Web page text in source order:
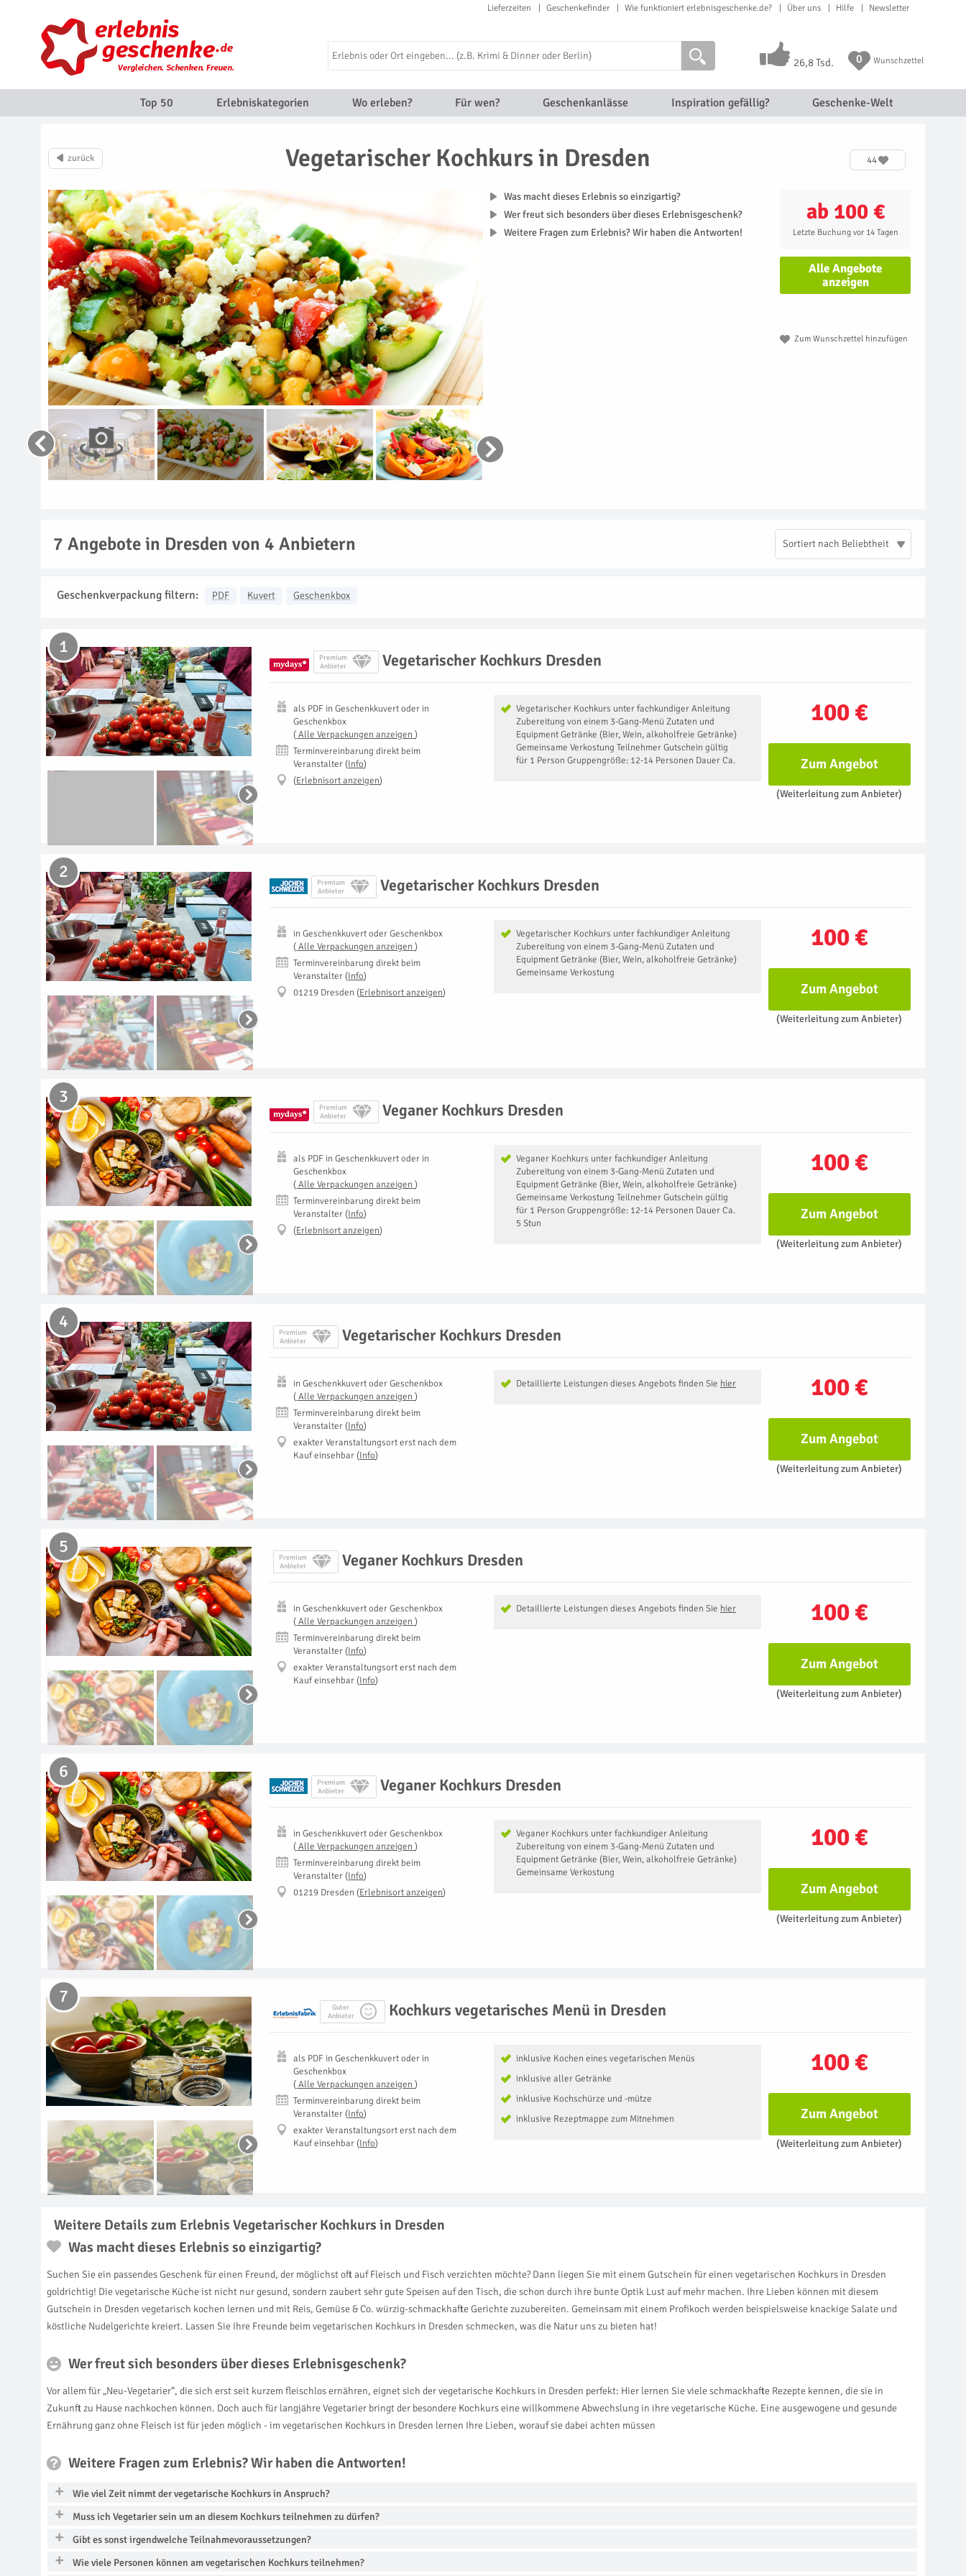
Lieferzeiten Geschenkefinder Wie funktioniert erlebnisgeschenke.de? Über uns Hilfe Newsletter
26,8 Tsd. 0 Wunschzettel
Top 50 Erlebniskategorien Wo erleben? Für wen? Geschenkanlässe Inspiration gefällig? Geschenke-Welt
Vegetarischer Kochkurs in Dresden 44
ab 100 €
Letzte Buchung vor 14 Tagen
Alle Angebote
anzeigen
Zum Wunschzettel hinzufügen
Was macht dieses Erlebnis so einzigartig?
Wer freut sich besonders über dieses Erlebnisgeschenk?
Weitere Fragen zum Erlebnis? Wir haben die Antworten!
7 Angebote in Dresden von 4 Anbietern Sortiert nach Beliebtheit
Geschenkverpackung filtern: PDF Kuvert Geschenkbox
Premium
Anbieter
Vegetarischer Kochkurs Dresden
1
100 €
Vegetarischer Kochkurs unter fachkundiger Anleitung
Zubereitung von einem 3-Gang-Menü Zutaten und
Equipment Getränke (Bier, Wein, alkoholfreie Getränke)
Gemeinsame Verkostung Teilnehmer Gutschein gültig
für 1 Person Gruppengröße: 12-14 Personen Dauer Ca.
als PDFinGeschenkkuvert oder in
Geschenkbox
( Alle Verpackungen anzeigen )
Terminvereinbarung direkt beim
Veranstalter (Info)
(Erlebnisort anzeigen)
Zum Angebot
(Weiterleitung zum Anbieter)
Premium
Anbieter
Vegetarischer Kochkurs Dresden
2
100 €
Vegetarischer Kochkurs unter fachkundiger Anleitung
Zubereitung von einem 3-Gang-Menü Zutaten und
Equipment Getränke (Bier, Wein, alkoholfreie Getränke)
Gemeinsame Verkostung
inGeschenkkuvert oder Geschenkbox
( Alle Verpackungen anzeigen )
Terminvereinbarung direkt beim
Veranstalter (Info)
01219 Dresden (Erlebnisort anzeigen) Zum Angebot
(Weiterleitung zum Anbieter)
Premium
Anbieter
Veganer Kochkurs Dresden
3
100 €
Veganer Kochkurs unter fachkundiger Anleitung
Zubereitung von einem 3-Gang-Menü Zutaten und
Equipment Getränke (Bier, Wein, alkoholfreie Getränke)
Gemeinsame Verkostung Teilnehmer Gutschein gültig
für 1 Person Gruppengröße: 12-14 Personen Dauer Ca.
5 Stun
als PDFinGeschenkkuvert oder in
Geschenkbox
( Alle Verpackungen anzeigen )
Terminvereinbarung direkt beim
Veranstalter (Info)
(Erlebnisort anzeigen)
Zum Angebot
(Weiterleitung zum Anbieter)
Premium
Anbieter
Vegetarischer Kochkurs Dresden
4
100 €
Detaillierte Leistungen dieses Angebots finden Sie hier
inGeschenkkuvert oder Geschenkbox
( Alle Verpackungen anzeigen )
Terminvereinbarung direkt beim
Veranstalter (Info)
exakter Veranstaltungsort erst nach dem
Kauf einsehbar (Info)
Zum Angebot
(Weiterleitung zum Anbieter)
Premium
Anbieter
Veganer Kochkurs Dresden
5
100 €
Detaillierte Leistungen dieses Angebots finden Sie hier
inGeschenkkuvert oder Geschenkbox
( Alle Verpackungen anzeigen )
Terminvereinbarung direkt beim
Veranstalter (Info)
exakter Veranstaltungsort erst nach dem
Kauf einsehbar (Info)
Zum Angebot
(Weiterleitung zum Anbieter)
Premium
Anbieter
Veganer Kochkurs Dresden
6
100 €
Veganer Kochkurs unter fachkundiger Anleitung
Zubereitung von einem 3-Gang-Menü Zutaten und
Equipment Getränke (Bier, Wein, alkoholfreie Getränke)
Gemeinsame Verkostung
inGeschenkkuvert oder Geschenkbox
( Alle Verpackungen anzeigen )
Terminvereinbarung direkt beim
Veranstalter (Info)
01219 Dresden (Erlebnisort anzeigen) Zum Angebot
(Weiterleitung zum Anbieter)
Guter
Anbieter
Kochkurs vegetarisches Menü in Dresden
7
100 €
inklusive Kochen eines vegetarischen Menüs
inklusive aller Getränke
inklusive Kochschürze und -mütze
inklusive Rezeptmappe zum Mitnehmen
als PDFinGeschenkkuvert oder in
Geschenkbox
( Alle Verpackungen anzeigen )
Terminvereinbarung direkt beim
Veranstalter (Info)
exakter Veranstaltungsort erst nach dem
Kauf einsehbar (Info)
Zum Angebot
(Weiterleitung zum Anbieter)
Weitere Details zum Erlebnis Vegetarischer Kochkurs in Dresden
Was macht dieses Erlebnis so einzigartig?
Suchen Sie ein passendes Geschenk für einen Freund, der möglichst oft auf Fleisch und Fisch verzichten möchte? Dann liegen Sie mit einem Gutschein für einen vegetarischen Kochkurs in Dresden
goldrichtig! Die vegetarische Küche ist nicht nur gesund, sondern zaubert sehr gute Speisen auf den Tisch, die schon durch ihre bunte Optik Lust auf mehr machen. Ihre Lieben können mit diesem
Gutschein in Dresden vegetarisch kochen lernen und mit Reis, Gemüse & Co. würzig-schmackhafte Gerichte zuzubereiten. Gemeinsam mit einem Profikoch werden beispielsweise knackige Salate und
köstliche Nudelgerichte kreiert. Lassen Sie Ihre Freunde beim vegetarischen Kochkurs in Dresden schmecken, was die Natur uns zu bieten hat!
Wer freut sich besonders über dieses Erlebnisgeschenk?
Vor allem für „Neu-Vegetarier“, die sich erst seit kurzem fleischlos ernähren, eignet sich der vegetarische Kochkurs in Dresden perfekt: Hier lernen Sie viele schmackhafte Rezepte kennen, die sie in
Zukunft zu Hause nachkochen können. Doch auch für langjähre Vegetarier bringt der besondere Kochkurs eine willkommene Abwechslung in ihre vegetarische Küche. Eine ausgewogene und gesunde
Ernährung ganz ohne Fleisch ist für jeden möglich - im vegetarischen Kochkurs in Dresden lernen Ihre Lieben, worauf sie dabei achten müssen
Weitere Fragen zum Erlebnis? Wir haben die Antworten!
Wie viel Zeit nimmt der vegetarische Kochkurs in Anspruch?
Muss ich Vegetarier sein um an diesem Kochkurs teilnehmen zu dürfen?
Gibt es sonst irgendwelche Teilnahmevoraussetzungen?
Wie viele Personen können am vegetarischen Kochkurs teilnehmen?